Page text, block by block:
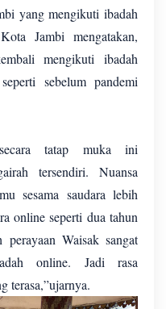
yang mengikuti ibadah
Jambi mengatakan,
mengikuti ibadah
sebelum pandemi
tatap muka ini
tersendiri. Nuansa
sesama saudara lebih
online seperti dua tahun
Waisak sangat
online. Jadi rasa
terasa,”ujarnya.